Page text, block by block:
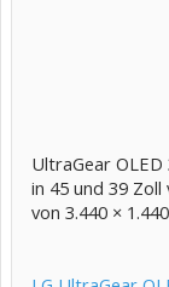
UltraGear
in 45 und 39
von 3.440 ×